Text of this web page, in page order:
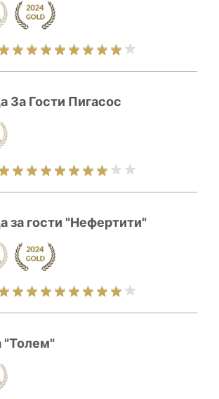
За Гости Пигасос
за гости "Нефертити"
"Толем"